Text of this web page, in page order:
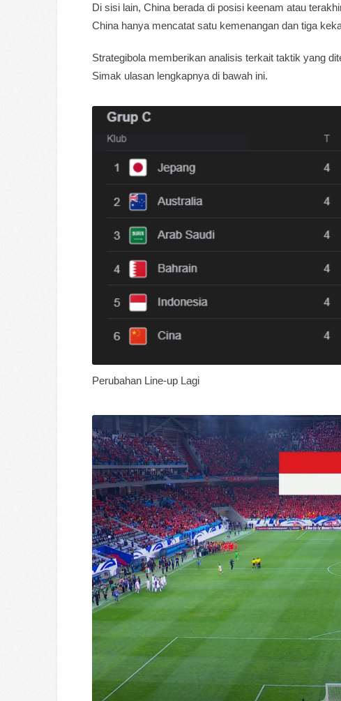
Di sisi lain, China berada di posisi keenam atau
China hanya mencatat satu kemenangan dan tiga
Strategibola memberikan analisis terkait taktik yang
Simak ulasan lengkapnya di bawah ini.
Perubahan Line-up Lagi